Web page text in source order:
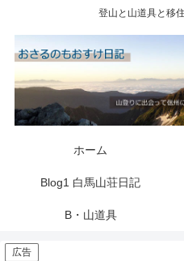
登山と山道具と移
ホーム
Blog1 白馬山荘日記
B・山道具
広告